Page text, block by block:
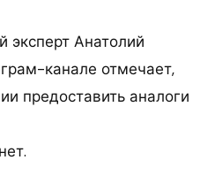
эксперт Анатолий
канале отмечает,
предоставить аналоги